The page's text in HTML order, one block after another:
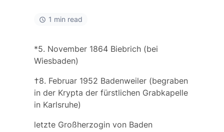
1 min read
*5. November 1864 Biebrich (bei
Wiesbaden)
†8. Februar 1952 Badenweiler (begraben
in der Krypta der fürstlichen Grabkapelle
in Karlsruhe)
letzte Großherzogin von Baden